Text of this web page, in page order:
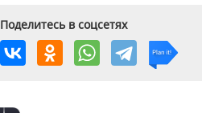
Поделитесь в соцсетях